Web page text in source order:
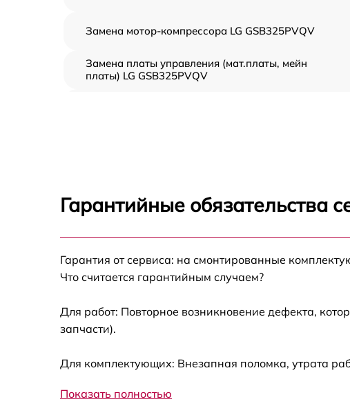
Замена мотор-компрессора LG GSB325PVQV
Замена платы управления (мат.платы, мейн
платы) LG GSB325PVQV
Замена электросхемы LG GSB325PVQV
Устранение засора трубопровода LG
Ремонт датчика морозильного отделения LG
Гарантийные обязательства
Гарантия от сервиса: на смонтированные
Что считается гарантийным случаем?
Для работ: Повторное возникновение дефекта,
запчасти).
Для комплектующих: Внезапная поломка, утрата
Показать полностью